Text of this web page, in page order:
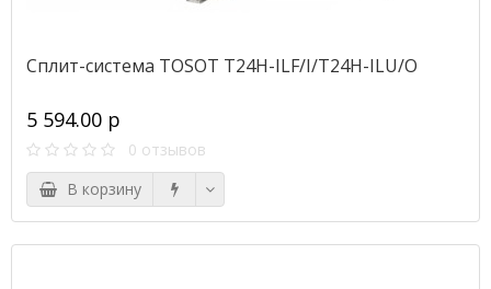
Сплит-система TOSOT T24H-ILF/I/T24H-ILU/O
5 594.00 р
0 отзывов
В корзину